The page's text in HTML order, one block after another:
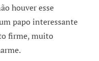
houver esse
papo interessante
firme, muito